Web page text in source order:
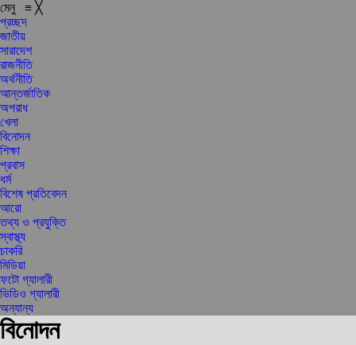
মেনু ≡ ╳
প্রচ্ছদ
জাতীয়
সারাদেশ
রাজনীতি
অর্থনীতি
আন্তর্জাতিক
অপরাধ
খেলা
বিনোদন
শিক্ষা
প্রবাস
ধর্ম
বিশেষ প্রতিবেদন
আরো
তথ্য ও প্রযুক্তি
স্বাস্থ্য
চাকরি
মিডিয়া
ফটো গ্যালারী
ভিডিও গ্যালারী
অন্যান্য
বিনোদন